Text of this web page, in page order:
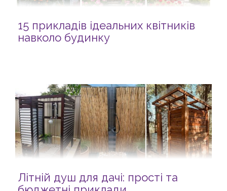
15 прикладів ідеальних квітників
навколо будинку
Літній душ для дачі: прості та